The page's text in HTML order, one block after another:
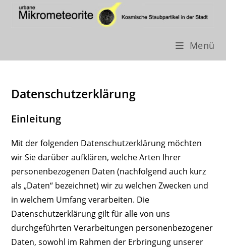
springen
Menü
Datenschutzerklärung
Einleitung
Mit der folgenden Datenschutzerklärung möchten
wir Sie darüber aufklären, welche Arten Ihrer
personenbezogenen Daten (nachfolgend auch kurz
als „Daten“ bezeichnet) wir zu welchen Zwecken und
in welchem Umfang verarbeiten. Die
Datenschutzerklärung gilt für alle von uns
durchgeführten Verarbeitungen personenbezogener
Daten, sowohl im Rahmen der Erbringung unserer